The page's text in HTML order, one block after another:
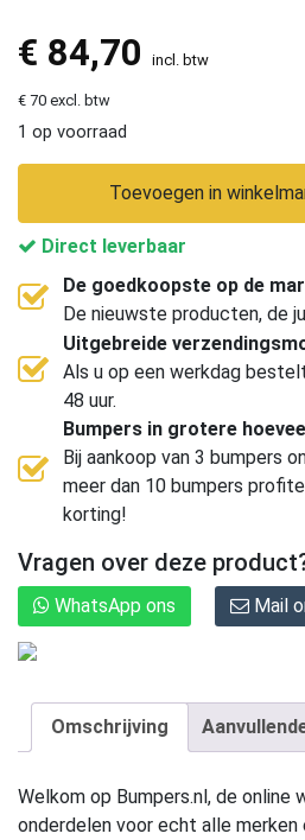
€ 84,70 incl. btw
€ 70 excl. btw
1 op voorraad
Toevoegen in
Direct leverbaar
De goedkoopste op de
De nieuwste producten, de
Uitgebreide
Als u op een werkdag
48 uur.
Bumpers in grotere
Bij aankoop van 3 bumpers
meer dan 10 bumpers
korting!
Vragen over deze
WhatsApp ons Mail
Omschrijving
Welkom op Bumpers.nl, de online
onderdelen voor echt alle merken